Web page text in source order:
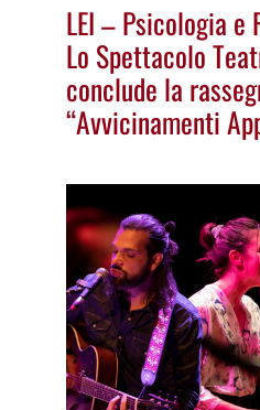
LEI – Psicologia e
Lo Spettacolo
conclude la
“Avvicinamenti